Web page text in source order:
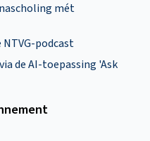
mét
podcast
de AI-toepassing 'Ask